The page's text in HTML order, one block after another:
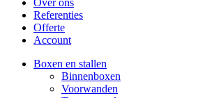
Over ons
Referenties
Offerte
Account
Boxen en stallen
Binnenboxen
Voorwanden